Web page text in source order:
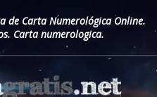
de Carta Numerológica Online.
Carta numerologica.